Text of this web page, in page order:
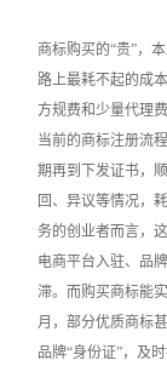
商标购买的“贵”，
路上最耗不起的成
方规费和少量代理
当前的商标注册流
期再到下发证书，
回、异议等情况，
务的创业者而言，
电商平台入驻、品
滞。而购买商标能
月，部分优质商标
品牌“身份证”，及